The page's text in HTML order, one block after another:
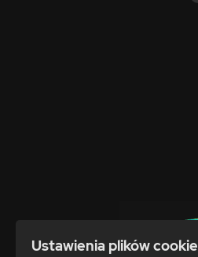
Ustawienia plików cookie